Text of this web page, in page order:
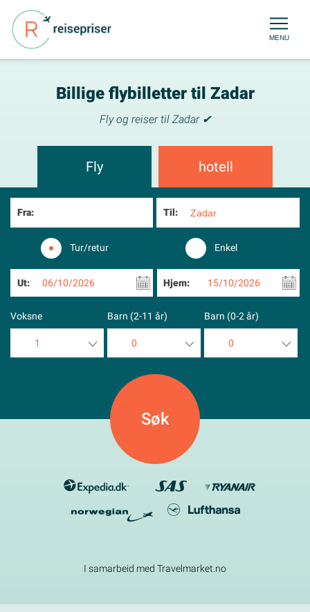
MENU
Billige flybilletter til Zadar
Fly og reiser til Zadar ✔
Fly hotell
Fra: Til:
Tur/retur Enkel
Ut: 06/10/2026 Hjem: 15/10/2026
Voksne
1
Barn (2-11 år)
0
5
Barn (0-2 år)
0
I samarbeid med Travelmarket.no